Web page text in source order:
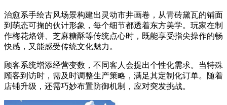
治愈系手绘古风场景构建出灵动市井画卷，从青砖黛瓦的铺面
到萌态可掬的伙计形象，每个细节都透着东方美学。玩家在制
作梅花烙饼、芝麻糖酥等传统点心时，既能享受指尖操作的畅
快感，又能感受传统文化魅力。
顾客系统增添经营变数，不同客人会提出个性化需求。当特殊
顾客到访时，需及时调整生产策略，满足其定制化订单。随着
店铺升级，还需巧妙布置防御机制，应对突发挑战。